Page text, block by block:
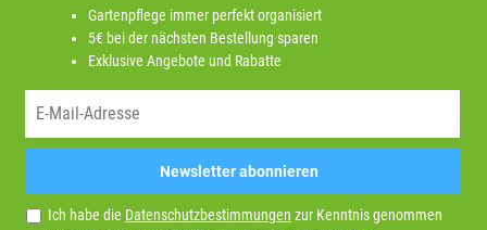
Gartenpflege immer perfekt organisiert
5€ bei der nächsten Bestellung sparen
Exklusive Angebote und Rabatte
Newsletter abonnieren
Ich habe die Datenschutzbestimmungen zur Kenntnis genommen